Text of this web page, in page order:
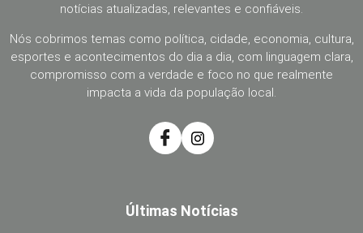
notícias atualizadas, relevantes e confiáveis.
Nós cobrimos temas como política, cidade, economia, cultura,
esportes e acontecimentos do dia a dia, com linguagem clara,
compromisso com a verdade e foco no que realmente
impacta a vida da população local.
Últimas Notícias